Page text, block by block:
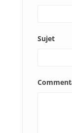
Sujet